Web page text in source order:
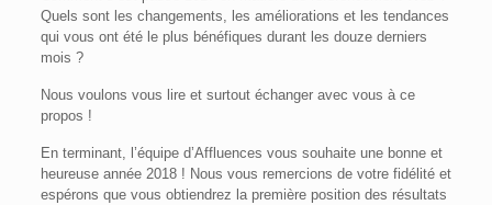
Quels sont les changements, les améliorations et les tendances
qui vous ont été le plus bénéfiques durant les douze derniers
mois ?
Nous voulons vous lire et surtout échanger avec vous à ce
propos !
En terminant, l’équipe d’Affluences vous souhaite une bonne et
heureuse année 2018 ! Nous vous remercions de votre fidélité et
espérons que vous obtiendrez la première position des résultats